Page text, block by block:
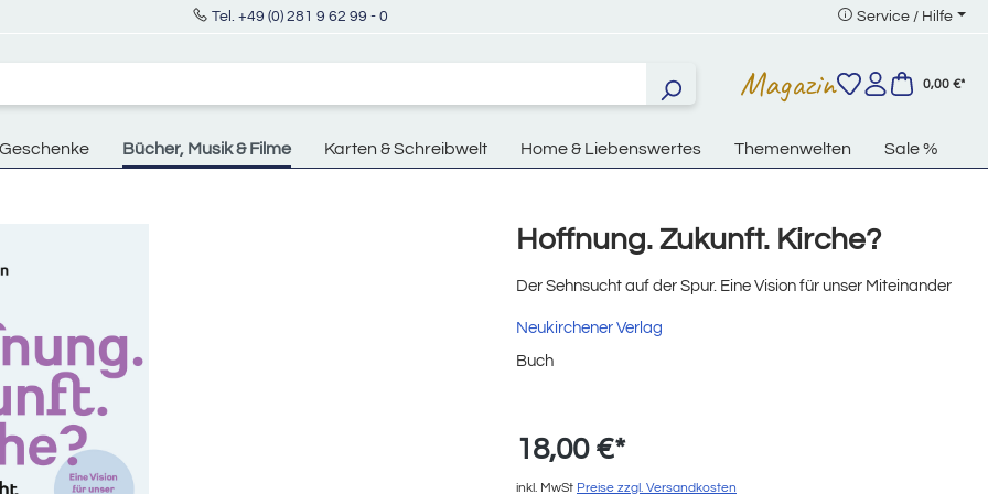
Tel. +49 (0) 281 9 62 99 - 0 Service / Hilfe
Magazin 0,00 €*
Geschenke Bücher, Musik & Filme Karten & Schreibwelt Home & Liebenswertes Themenwelten Sale %
Hoffnung. Zukunft. Kirche?
Der Sehnsucht auf der Spur. Eine Vision für unser Miteinander
Neukirchener Verlag
Buch
18,00 €*
inkl. MwSt Preise zzgl. Versandkosten